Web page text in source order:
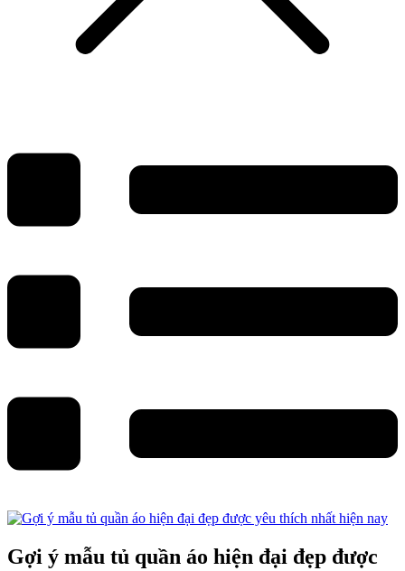
Gợi ý mẫu tủ quần áo hiện đại đẹp được